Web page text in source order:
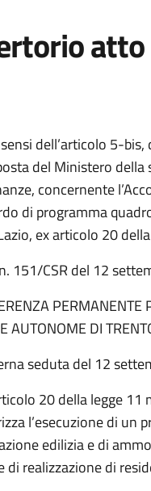
dell’articolo 5-
del Ministero
concernente
di programma
ex articolo 20
151/CSR del 12
PERMANENTE
AUTONOME DI
seduta del 12
20 della legge
l’esecuzione di un
edilizia e di
di realizzazione di